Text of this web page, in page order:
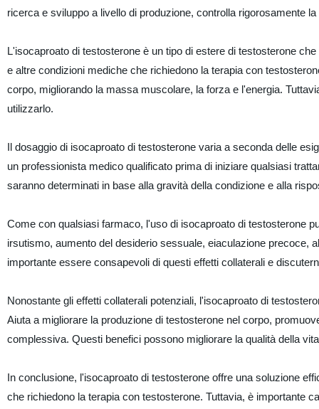
ricerca e sviluppo a livello di produzione, controlla rigorosamente
L'isocaproato di testosterone è un tipo di estere di testosterone
e altre condizioni mediche che richiedono la terapia con
corpo, migliorando la massa muscolare, la forza e l'energia.
utilizzarlo.
Il dosaggio di isocaproato di testosterone varia a seconda delle
un professionista medico qualificato prima di iniziare qualsiasi
saranno determinati in base alla gravità della condizione e alla
Come con qualsiasi farmaco, l'uso di isocaproato di testosterone
irsutismo, aumento del desiderio sessuale, eiaculazione precoce,
importante essere consapevoli di questi effetti collaterali e
Nonostante gli effetti collaterali potenziali, l'isocaproato di
Aiuta a migliorare la produzione di testosterone nel corpo,
complessiva. Questi benefici possono migliorare la qualità della
In conclusione, l'isocaproato di testosterone offre una soluzione
che richiedono la terapia con testosterone. Tuttavia, è importante